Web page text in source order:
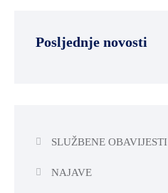
Posljednje novosti
SLUŽBENE OBAVIJESTI
NAJAVE